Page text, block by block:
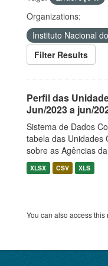
Organizations:
Instituto Nacional
Filter Results
Perfil das
Jun/2023 a jun/
Sistema de Dados
tabela das Unidades
sobre as Agências
XLSX CSV XLS
You can also access this